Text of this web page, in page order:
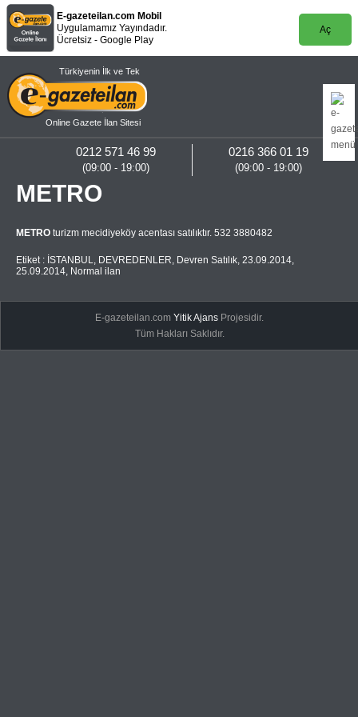
E-gazeteilan.com Mobil
Uygulamamız Yayındadır.
Ücretsiz - Google Play
Aç
Türkiyenin İlk ve Tek
Online Gazete İlan Sitesi
0216 366 01 19
(09:00 - 19:00)
0212 571 46 99
(09:00 - 19:00)
METRO
METRO turizm mecidiyeköy acentası satılıktır. 532 3880482
Etiket : İSTANBUL, DEVREDENLER, Devren Satılık, 23.09.2014,
25.09.2014, Normal ilan
E-gazeteilan.comYitik Ajans Projesidir.
Tüm Hakları Saklıdır.